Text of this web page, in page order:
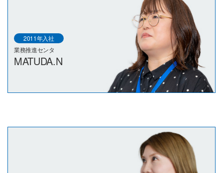
2011年入社
業務推進センタ
MATUDA.N